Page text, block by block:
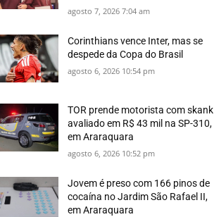
agosto 7, 2026 7:04 am
Corinthians vence Inter, mas se
despede da Copa do Brasil
agosto 6, 2026 10:54 pm
TOR prende motorista com skank
avaliado em R$ 43 mil na SP-310,
em Araraquara
agosto 6, 2026 10:52 pm
Jovem é preso com 166 pinos de
cocaína no Jardim São Rafael II,
em Araraquara